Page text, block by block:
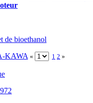
de bioethanol
KAWA « 1 2 »